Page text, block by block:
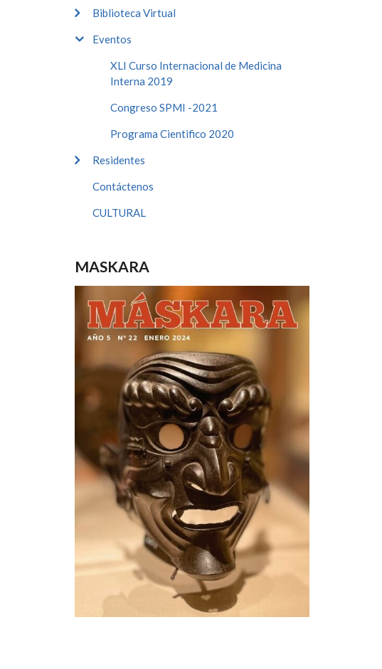
Biblioteca Virtual
Eventos
XLI Curso Internacional de Medicina
Interna 2019
Congreso SPMI -2021
Programa Cientifico 2020
Residentes
Contáctenos
CULTURAL
MASKARA